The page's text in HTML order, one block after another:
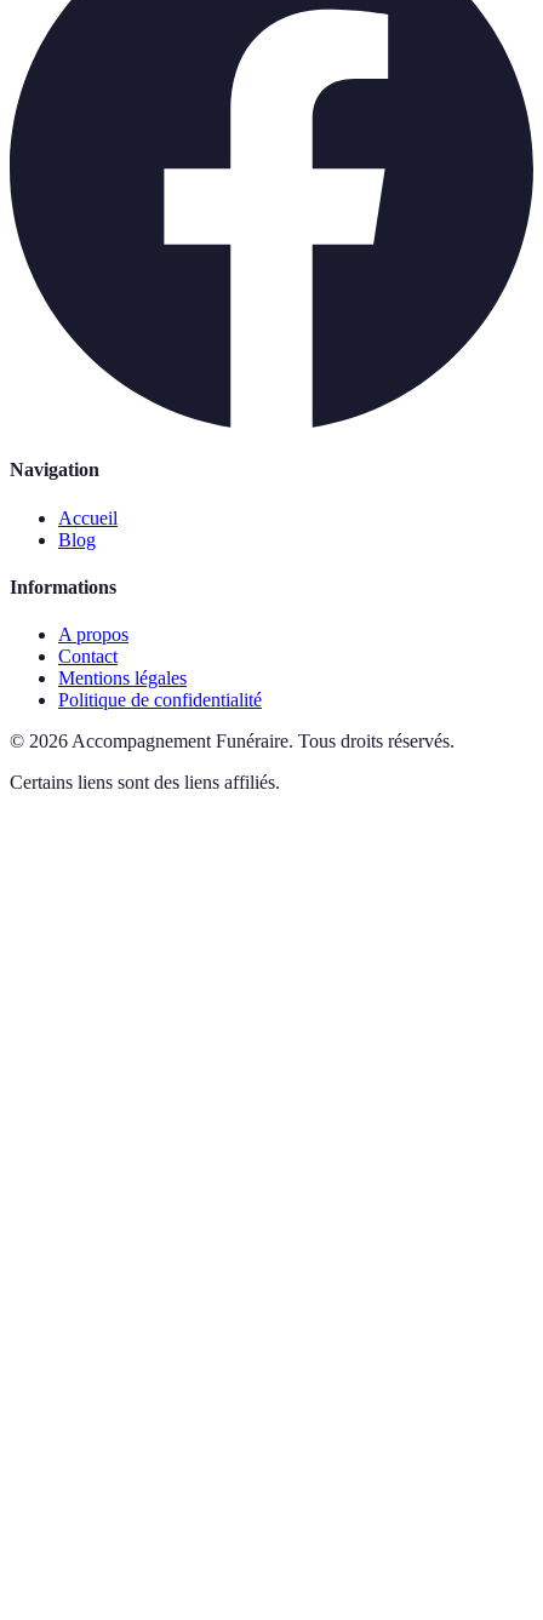
Navigation
Accueil
Blog
Informations
A propos
Contact
Mentions légales
Politique de confidentialité
© 2026 Accompagnement Funéraire. Tous droits réservés.
Certains liens sont des liens affiliés.